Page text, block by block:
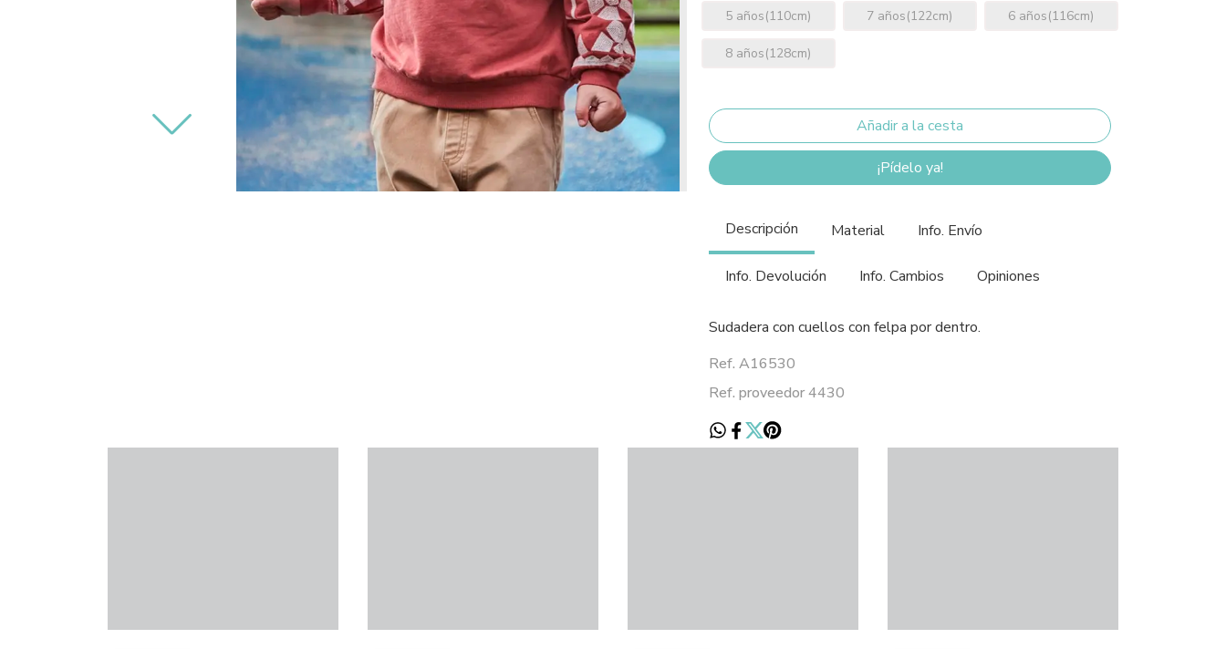
5 años(110cm) 7 años(122cm) 6 años(116cm)
8 años(128cm)
¡Pídelo ya!
Descripción Material Info. Envío
Info. Devolución Info. Cambios Opiniones
Sudadera con cuellos con felpa por dentro.
Ref. A16530
Ref. proveedor 4430